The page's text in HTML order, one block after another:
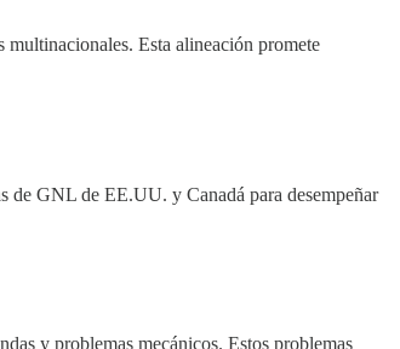
multinacionales. Esta alineación promete
de GNL de EE.UU. y Canadá para desempeñar
y problemas mecánicos. Estos problemas